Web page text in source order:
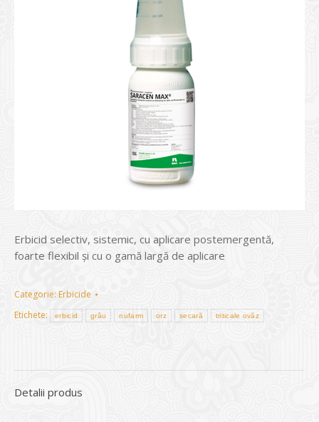
Erbicid selectiv, sistemic, cu aplicare postemergentă,
foarte flexibil și cu o gamă largă de aplicare
Categorie: Erbicide
Etichete:
erbicid grâu nufarm orz secară triticale ovăz
Detalii produs